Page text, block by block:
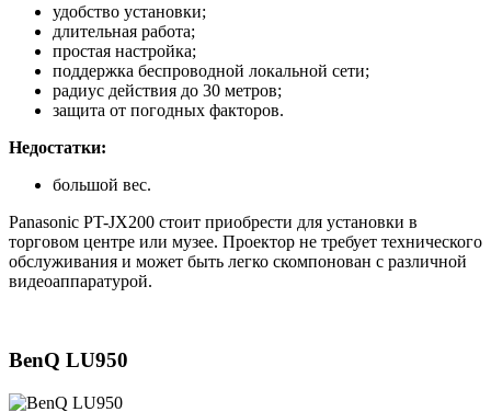
удобство установки;
длительная работа;
простая настройка;
поддержка беспроводной локальной сети;
радиус действия до 30 метров;
защита от погодных факторов.
Недостатки:
большой вес.
Panasonic PT-JX200 стоит приобрести для установки в
торговом центре или музее. Проектор не требует технического
обслуживания и может быть легко скомпонован с различной
видеоаппаратурой.
BenQ LU950